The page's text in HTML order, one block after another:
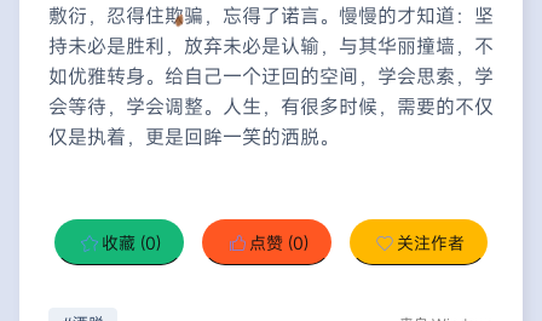
敷衍，忍得住欺骗，忘得了诺言。慢慢的才知道：坚
持未必是胜利，放弃未必是认输，与其华丽撞墙，不
如优雅转身。给自己一个迂回的空间，学会思索，学
会等待，学会调整。人生，有很多时候，需要的不仅
仅是执着，更是回眸一笑的洒脱。
收藏 (0) 点赞 (0) 关注作者